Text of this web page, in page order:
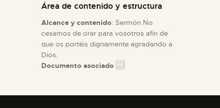
Área de contenido y estructura
Alcance y contenido: Sermón No
cesamos de orar para vosotros afín de
que os portéis dignamente agradando a
Dios.
Documento asociado